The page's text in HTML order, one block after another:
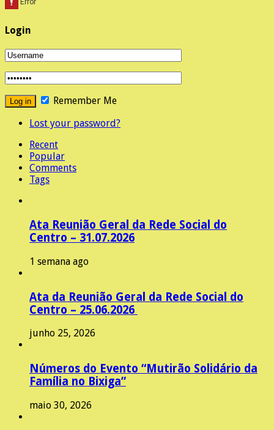
Login
Remember Me
Lost your password?
Recent
Popular
Comments
Tags
Ata Reunião Geral da Rede Social do
Centro – 31.07.2026
1 semana ago
Ata da Reunião Geral da Rede Social do
Centro – 25.06.2026
junho 25, 2026
Números do Evento “Mutirão Solidário da
Família no Bixiga”
maio 30, 2026